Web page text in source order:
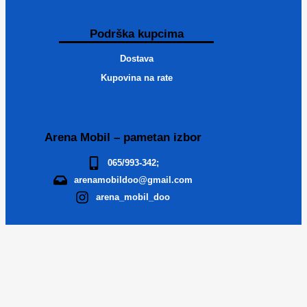
Podrška kupcima
Dostava
Kupovina na rate
Arena Mobil – pametan izbor
065/993-342;
arenamobildoo@gmail.com
arena_mobil_doo